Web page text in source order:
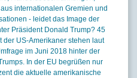
internationalen Gremien und
- leidet das Image der
Präsident Donald Trump? 45
der US-Amerikaner stehen laut
im Juni 2018 hinter der
In der EU begrüßen nur
die aktuelle amerikanische